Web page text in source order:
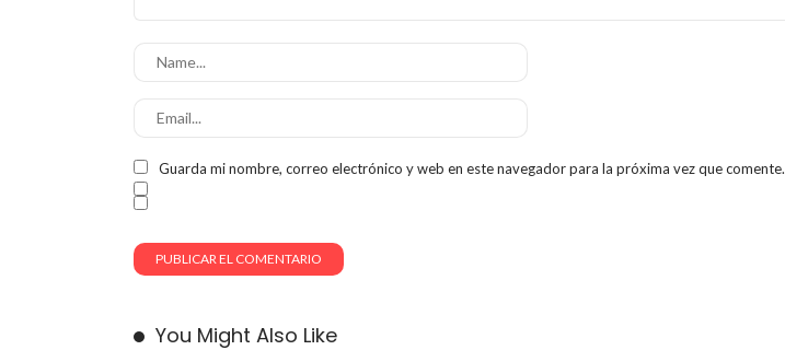
Guarda mi nombre, correo electrónico y web en este navegador para la próxima vez que comente.
You Might Also Like